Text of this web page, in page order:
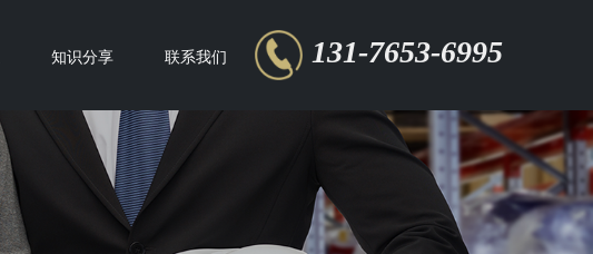
131-7653-6995
知识分享 联系我们